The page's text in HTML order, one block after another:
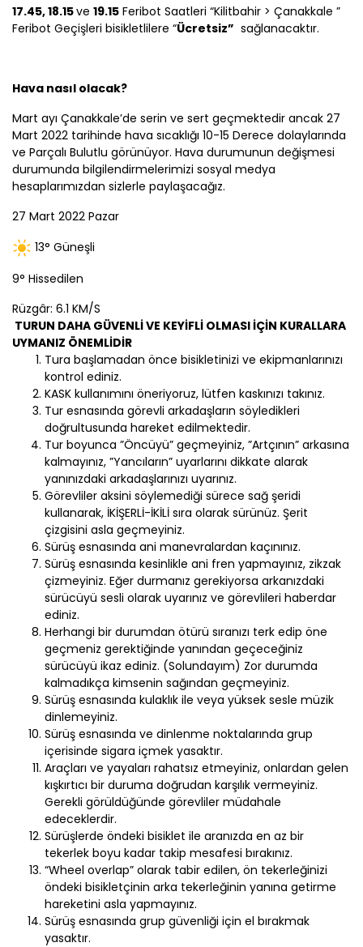
17.45, 18.15ve 19.15 Feribot Saatleri “Kilitbahir > Çanakkale ”
Feribot Geçişleri bisikletlilere “Ücretsiz” sağlanacaktır.
Hava nasıl olacak?
Mart ayı Çanakkale’de serin ve sert geçmektedir ancak 27
Mart 2022 tarihinde hava sıcaklığı 10-15 Derece dolaylarında
ve Parçalı Bulutlu görünüyor. Hava durumunun değişmesi
durumunda bilgilendirmelerimizi sosyal medya
hesaplarımızdan sizlerle paylaşacağız.
27 Mart 2022 Pazar
13° Güneşli
9° Hissedilen
Rüzgâr: 6.1 KM/S
TURUN DAHA GÜVENLİ VE KEYİFLİ OLMASI İÇİN KURALLARA
UYMANIZ ÖNEMLİDİR
Tura başlamadan önce bisikletinizi ve ekipmanlarınızı
kontrol ediniz.
KASK kullanımını öneriyoruz, lütfen kaskınızı takınız.
Tur esnasında görevli arkadaşların söyledikleri
doğrultusunda hareket edilmektedir.
Tur boyunca ”Öncüyü” geçmeyiniz, ”Artçının” arkasına
kalmayınız, ”Yancıların” uyarlarını dikkate alarak
yanınızdaki arkadaşlarınızı uyarınız.
Görevliler aksini söylemediği sürece sağ şeridi
kullanarak, İKİŞERLİ-İKİLİ sıra olarak sürünüz. Şerit
çizgisini asla geçmeyiniz.
Sürüş esnasında ani manevralardan kaçınınız.
Sürüş esnasında kesinlikle ani fren yapmayınız, zikzak
çizmeyiniz. Eğer durmanız gerekiyorsa arkanızdaki
sürücüyü sesli olarak uyarınız ve görevlileri haberdar
ediniz.
Herhangi bir durumdan ötürü sıranızı terk edip öne
geçmeniz gerektiğinde yanından geçeceğiniz
sürücüyü ikaz ediniz. (Solundayım) Zor durumda
kalmadıkça kimsenin sağından geçmeyiniz.
Sürüş esnasında kulaklık ile veya yüksek sesle müzik
dinlemeyiniz.
Sürüş esnasında ve dinlenme noktalarında grup
içerisinde sigara içmek yasaktır.
Araçları ve yayaları rahatsız etmeyiniz, onlardan gelen
kışkırtıcı bir duruma doğrudan karşılık vermeyiniz.
Gerekli görüldüğünde görevliler müdahale
edeceklerdir.
Sürüşlerde öndeki bisiklet ile aranızda en az bir
tekerlek boyu kadar takip mesafesi bırakınız.
“Wheel overlap” olarak tabir edilen, ön tekerleğinizi
öndeki bisikletçinin arka tekerleğinin yanına getirme
hareketini asla yapmayınız.
Sürüş esnasında grup güvenliği için el bırakmak
yasaktır.